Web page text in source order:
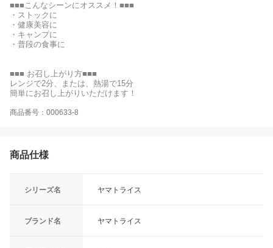
■■■こんなシーンにオススメ！■■■
・ストックに
・健康美容に
・キャンプに
・普段の食事に
■■■ お召し上がり方■■■
レンジで2分、または、熱湯で15分
簡単にお召し上がりいただけます！
商品番号：000633-8
商品仕様
シリーズ名 ヤマトライス
ブランド名 ヤマトライス